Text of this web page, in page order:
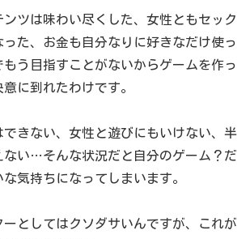
ンツは味わい尽くした、女性ともセック
た、お金も自分なりに好きなだけ使っ
う目指すことがないからゲームを作っ
に到れたわけです。
きない、女性と遊びにもいけない、半
ない…そんな状況だと自分のゲーム？だ
気持ちになってしまいます。
ーとしてはクソダサいんですが、これが